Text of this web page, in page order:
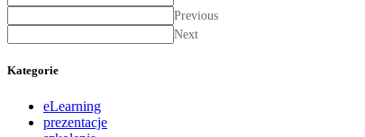
Previous
Next
Kategorie
eLearning
prezentacje